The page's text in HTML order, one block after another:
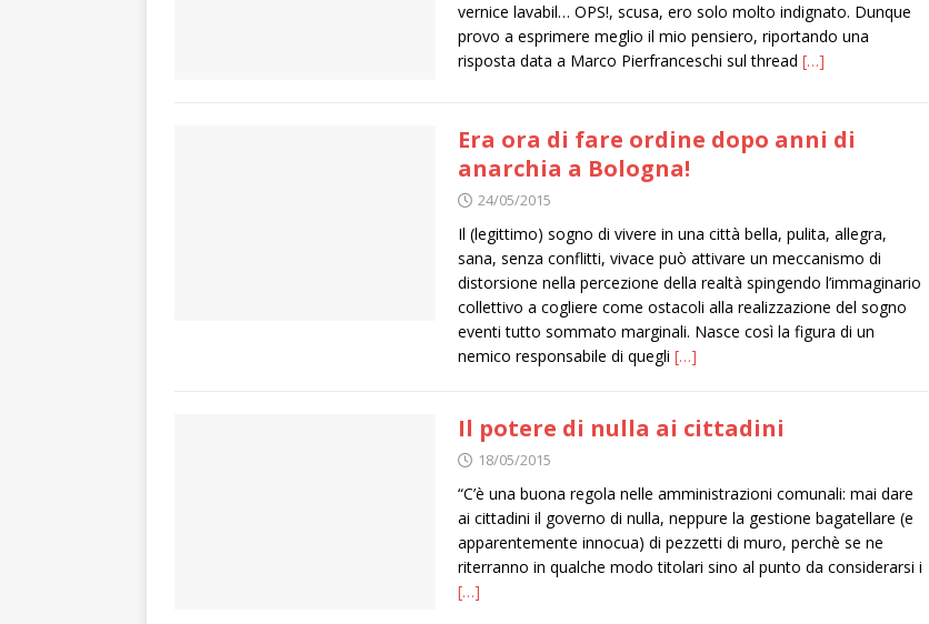
vernice lavabil… OPS!, scusa, ero solo molto indignato. Dunque
provo a esprimere meglio il mio pensiero, riportando una
risposta data a Marco Pierfranceschi sul thread […]
Era ora di fare ordine dopo anni di
anarchia a Bologna!
24/05/2015
Il (legittimo) sogno di vivere in una città bella, pulita, allegra,
sana, senza conflitti, vivace può attivare un meccanismo di
distorsione nella percezione della realtà spingendo l’immaginario
collettivo a cogliere come ostacoli alla realizzazione del sogno
eventi tutto sommato marginali. Nasce così la figura di un
nemico responsabile di quegli […]
Il potere di nulla ai cittadini
18/05/2015
“C’è una buona regola nelle amministrazioni comunali: mai dare
ai cittadini il governo di nulla, neppure la gestione bagatellare (e
apparentemente innocua) di pezzetti di muro, perchè se ne
riterranno in qualche modo titolari sino al punto da considerarsi i
[…]